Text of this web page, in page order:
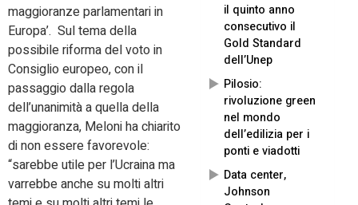
il quinto anno
consecutivo il
Gold Standard
dell’Unep
Pilosio:
rivoluzione green
nel mondo
dell’edilizia per i
ponti e viadotti
Data center,
Johnson
maggioranze parlamentari in
Europa’. Sul tema della
possibile riforma del voto in
Consiglio europeo, con il
passaggio dalla regola
dell’unanimità a quella della
maggioranza, Meloni ha chiarito
di non essere favorevole:
“sarebbe utile per l’Ucraina ma
varrebbe anche su molti altri